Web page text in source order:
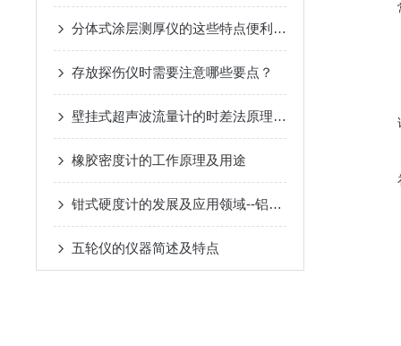
分体式涂层测厚仪的这些特点便利了众多行业
存放探伤仪时需要注意哪些要点？
壁挂式超声波流量计的时差法原理与现场安装调试方法
橡胶密度计的工作原理及用途
钳式硬度计的发展及应用领域--铝合金、不锈钢韦氏硬度计
五轮仪的仪器简述及特点